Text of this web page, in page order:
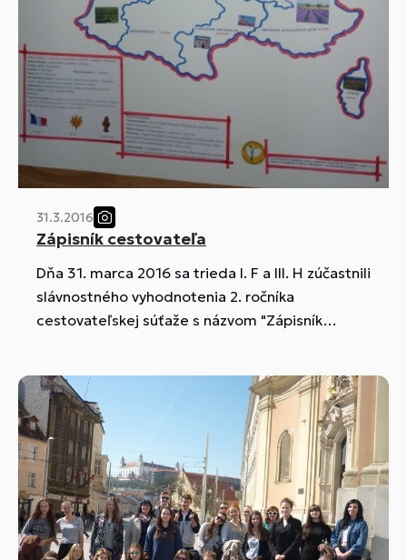
31.3.2016
Zápisník cestovateľa
Dňa 31. marca 2016 sa trieda I. F a III. H zúčastnili
slávnostného vyhodnotenia 2. ročníka
cestovateľskej súťaže s názvom "Zápisník